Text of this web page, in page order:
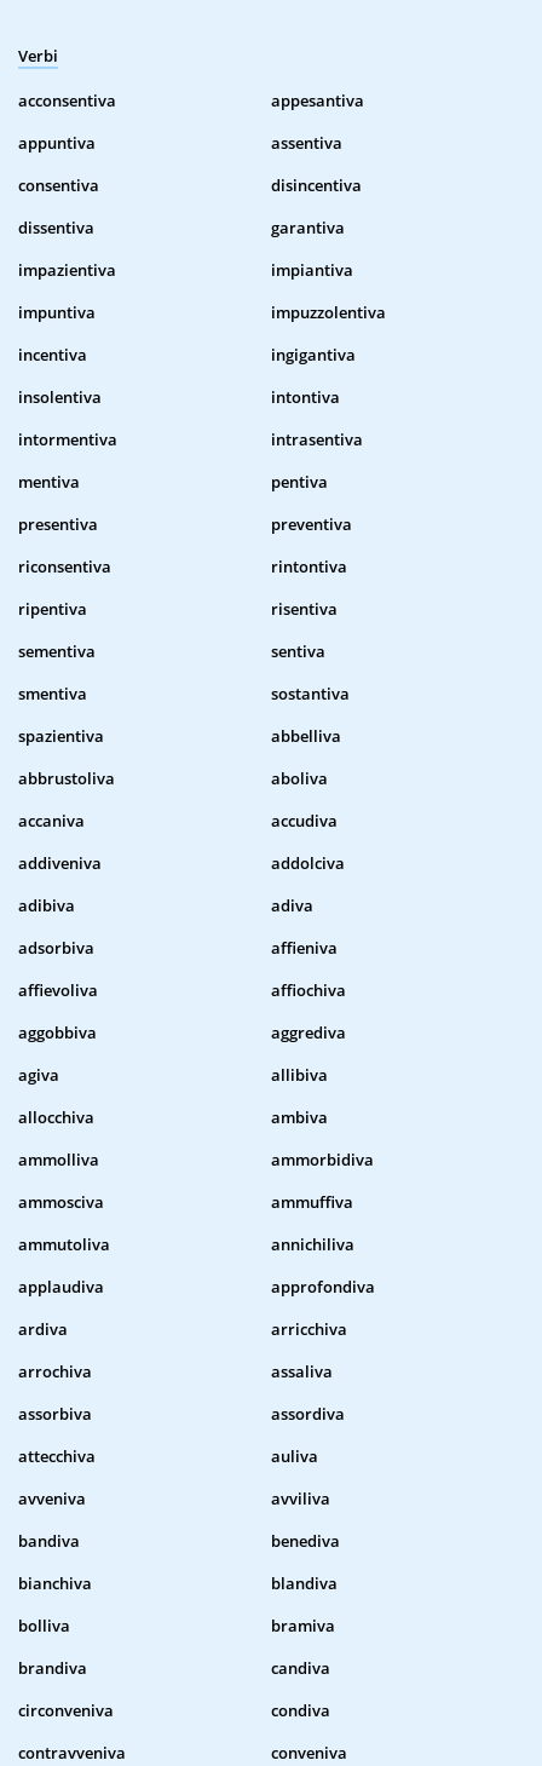
Verbi
acconsentiva
appesantiva
appuntiva
assentiva
consentiva
disincentiva
dissentiva
garantiva
impazientiva
impiantiva
impuntiva
impuzzolentiva
incentiva
ingigantiva
insolentiva
intontiva
intormentiva
intrasentiva
mentiva
pentiva
presentiva
preventiva
riconsentiva
rintontiva
ripentiva
risentiva
sementiva
sentiva
smentiva
sostantiva
spazientiva
abbelliva
abbrustoliva
aboliva
accaniva
accudiva
addiveniva
addolciva
adibiva
adiva
adsorbiva
affieniva
affievoliva
affiochiva
aggobbiva
aggrediva
agiva
allibiva
allocchiva
ambiva
ammolliva
ammorbidiva
ammosciva
ammuffiva
ammutoliva
annichiliva
applaudiva
approfondiva
ardiva
arricchiva
arrochiva
assaliva
assorbiva
assordiva
attecchiva
auliva
avveniva
avviliva
bandiva
benediva
bianchiva
blandiva
bolliva
bramiva
brandiva
candiva
circonveniva
condiva
contravveniva
conveniva